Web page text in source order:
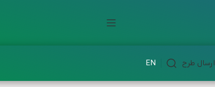
ارسال طرح EN